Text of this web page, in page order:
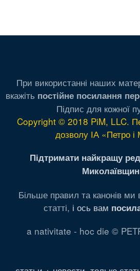
При використанні наших
вкажіть постійне посилання
Підпис для кожної
Copyright © 2018 PiM, LLC.
дозволу ІА «Петро і
Підтримати найкращу
Більше правил та канонів ми
статті, і ось вам
a nativitate - hoc die ©